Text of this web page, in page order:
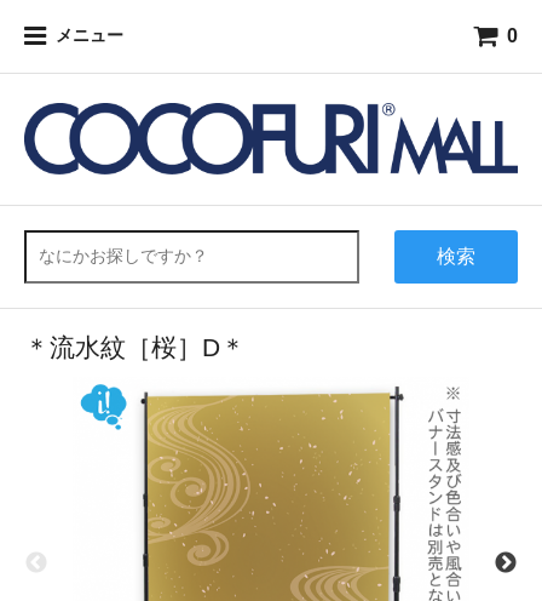
メニュー 0
検索
＊流水紋［桜］D＊